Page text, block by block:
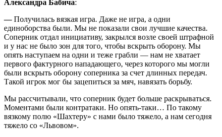
Александра Бабича:
—Получилась вязкая игра. Даже не игра, а одни
единоборства были. Мы не показали свои лучшие качества.
Соперник отдал инициативу, закрылся возле своей штрафной
и у нас не было зон для того, чтобы вскрыть оборону. Мы
опять наступаем на одни и теже грабли — нам не хватает
первого фактурного нападающего, через которого мы могли
были вскрыть оборону соперника за счет длинных передач.
Такой игрок мог бы зацепиться за мяч, навязать борьбу.
Мы рассчитывали, что соперник будет больше раскрываться.
Моментами были контратаки. Но опять-таки… По такому
вязкому полю «Шахтеру» с нами было тяжело, а нам сегодня
тяжело со «Львовом».